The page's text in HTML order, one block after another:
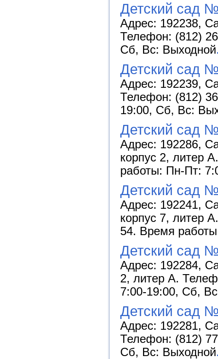
Детский сад
Адрес: 192238,
Телефон: (812)
Сб, Вс: Выходной
Детский сад
Адрес: 192239,
Телефон: (812)
19:00, Сб, Вс:
Детский сад
Адрес: 192286,
корпус 2, литер
работы: Пн-Пт:
Детский сад
Адрес: 192241,
корпус 7, литер
54. Время
Детский сад
Адрес: 192284,
2, литер А.
7:00-19:00, Сб,
Детский сад
Адрес: 192281,
Телефон: (812)
Сб, Вс: Выходной